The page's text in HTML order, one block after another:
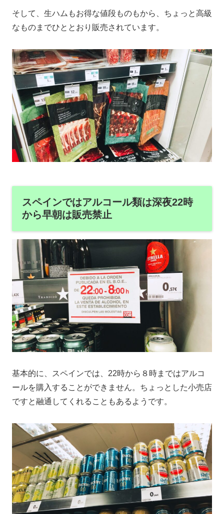
そして、生ハムもお得な値段ものもから、ちょっと高級
なものまでひととおり販売されています。
スペインではアルコール類は深夜22時
から早朝は販売禁止
基本的に、スペインでは、22時から８時まではアルコ
ールを購入することができません。ちょっとした小売店
ですと融通してくれることもあるようです。